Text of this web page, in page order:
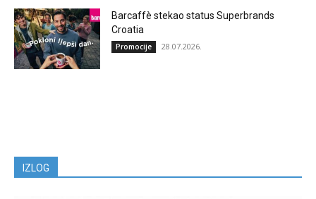
Barcaffè stekao status Superbrands
Croatia
Promocije 28.07.2026.
IZLOG